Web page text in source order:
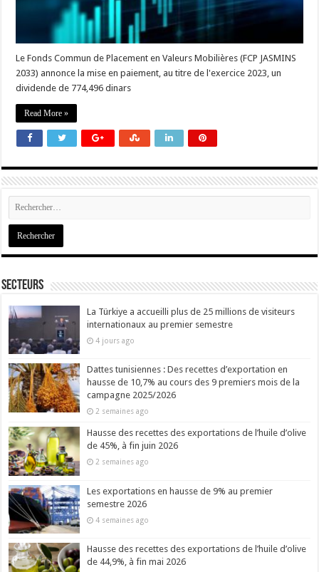
Le Fonds Commun de Placement en Valeurs Mobilières (FCP JASMINS
2033) annonce la mise en paiement, au titre de l'exercice 2023, un
dividende de 774,496 dinars
Read More »
Secteurs
La Türkiye a accueilli plus de 25 millions de visiteurs
internationaux au premier semestre
4 jours ago
Dattes tunisiennes : Des recettes d’exportation en
hausse de 10,7% au cours des 9 premiers mois de la
campagne 2025/2026
2 semaines ago
Hausse des recettes des exportations de l’huile d’olive
de 45%, à fin juin 2026
2 semaines ago
Les exportations en hausse de 9% au premier
semestre 2026
4 semaines ago
Hausse des recettes des exportations de l’huile d’olive
de 44,9%, à fin mai 2026